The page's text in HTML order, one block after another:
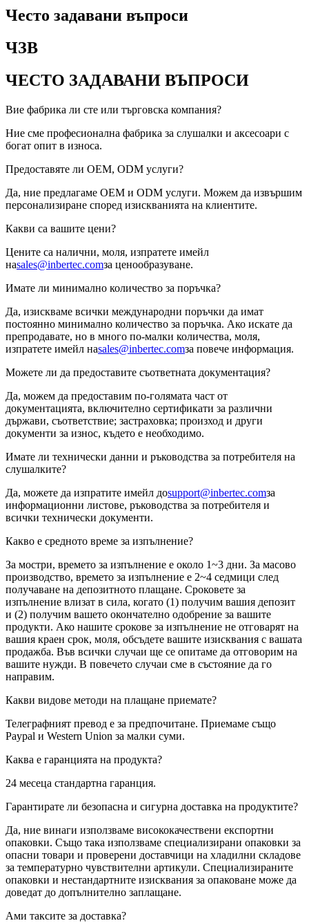
Често задавани въпроси
ЧЗВ
ЧЕСТО ЗАДАВАНИ ВЪПРОСИ
Вие фабрика ли сте или търговска компания?
Ние сме професионална фабрика за слушалки и аксесоари с
богат опит в износа.
Предоставяте ли OEM, ODM услуги?
Да, ние предлагаме OEM и ODM услуги. Можем да извършим
персонализиране според изискванията на клиентите.
Какви са вашите цени?
Цените са налични, моля, изпратете имейл
наsales@inbertec.comза ценообразуване.
Имате ли минимално количество за поръчка?
Да, изискваме всички международни поръчки да имат
постоянно минимално количество за поръчка. Ако искате да
препродавате, но в много по-малки количества, моля,
изпратете имейл наsales@inbertec.comза повече информация.
Можете ли да предоставите съответната документация?
Да, можем да предоставим по-голямата част от
документацията, включително сертификати за различни
държави, съответствие; застраховка; произход и други
документи за износ, където е необходимо.
Имате ли технически данни и ръководства за потребителя на
слушалките?
Да, можете да изпратите имейл доsupport@inbertec.comза
информационни листове, ръководства за потребителя и
всички технически документи.
Какво е средното време за изпълнение?
За мостри, времето за изпълнение е около 1~3 дни. За масово
производство, времето за изпълнение е 2~4 седмици след
получаване на депозитното плащане. Сроковете за
изпълнение влизат в сила, когато (1) получим вашия депозит
и (2) получим вашето окончателно одобрение за вашите
продукти. Ако нашите срокове за изпълнение не отговарят на
вашия краен срок, моля, обсъдете вашите изисквания с вашата
продажба. Във всички случаи ще се опитаме да отговорим на
вашите нужди. В повечето случаи сме в състояние да го
направим.
Какви видове методи на плащане приемате?
Телеграфният превод е за предпочитане. Приемаме също
Paypal и Western Union за малки суми.
Каква е гаранцията на продукта?
24 месеца стандартна гаранция.
Гарантирате ли безопасна и сигурна доставка на продуктите?
Да, ние винаги използваме висококачествени експортни
опаковки. Също така използваме специализирани опаковки за
опасни товари и проверени доставчици на хладилни складове
за температурно чувствителни артикули. Специализираните
опаковки и нестандартните изисквания за опаковане може да
доведат до допълнително заплащане.
Ами таксите за доставка?